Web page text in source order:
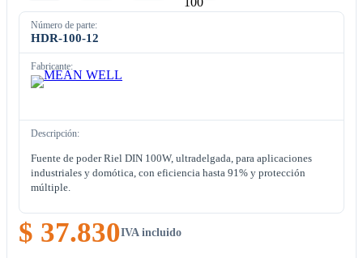
Número de parte:
HDR-100-12
Fabricante:
Descripción:
Fuente de poder Riel DIN 100W, ultradelgada, para aplicaciones
industriales y domótica, con eficiencia hasta 91% y protección
múltiple.
$ 37.830IVA incluido